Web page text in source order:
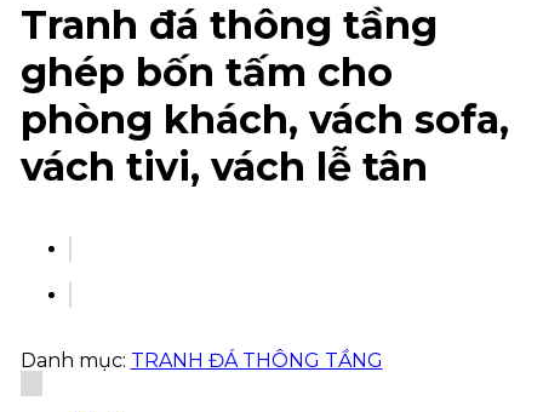
Tranh đá thông tầng
ghép bốn tấm cho
phòng khách, vách sofa,
vách tivi, vách lễ tân
Danh mục: TRANH ĐÁ THÔNG TẦNG